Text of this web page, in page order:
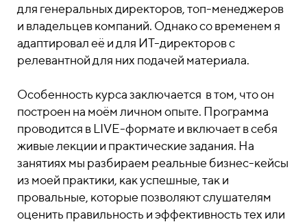
для генеральных директоров, топ-менеджеров
и владельцев компаний. Однако со временем я
адаптировал её и для ИТ-директоров с
релевантной для них подачей материала.
Особенность курса заключается в том, что он
построен на моём личном опыте. Программа
проводится в LIVE-формате и включает в себя
живые лекции и практические задания. На
занятиях мы разбираем реальные бизнес-кейсы
из моей практики, как успешные, так и
провальные, которые позволяют слушателям
оценить правильность и эффективность тех или